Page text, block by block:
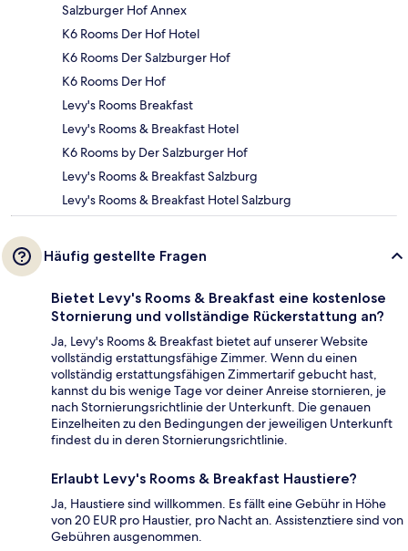
Salzburger Hof Annex
K6 Rooms Der Hof Hotel
K6 Rooms Der Salzburger Hof
K6 Rooms Der Hof
Levy's Rooms Breakfast
Levy's Rooms & Breakfast Hotel
K6 Rooms by Der Salzburger Hof
Levy's Rooms & Breakfast Salzburg
Levy's Rooms & Breakfast Hotel Salzburg
Häufig gestellte Fragen
Bietet Levy's Rooms & Breakfast eine kostenlose
Stornierung und vollständige Rückerstattung an?
Ja, Levy's Rooms & Breakfast bietet auf unserer Website
vollständig erstattungsfähige Zimmer. Wenn du einen
vollständig erstattungsfähigen Zimmertarif gebucht hast,
kannst du bis wenige Tage vor deiner Anreise stornieren, je
nach Stornierungsrichtlinie der Unterkunft. Die genauen
Einzelheiten zu den Bedingungen der jeweiligen Unterkunft
findest du in deren Stornierungsrichtlinie.
Erlaubt Levy's Rooms & Breakfast Haustiere?
Ja, Haustiere sind willkommen. Es fällt eine Gebühr in Höhe
von 20 EUR pro Haustier, pro Nacht an. Assistenztiere sind von
Gebühren ausgenommen.